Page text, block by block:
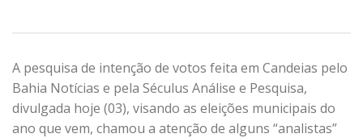
A pesquisa de intenção de votos feita em Candeias pelo
Bahia Notícias e pela Séculus Análise e Pesquisa,
divulgada hoje (03), visando as eleições municipais do
ano que vem, chamou a atenção de alguns “analistas”